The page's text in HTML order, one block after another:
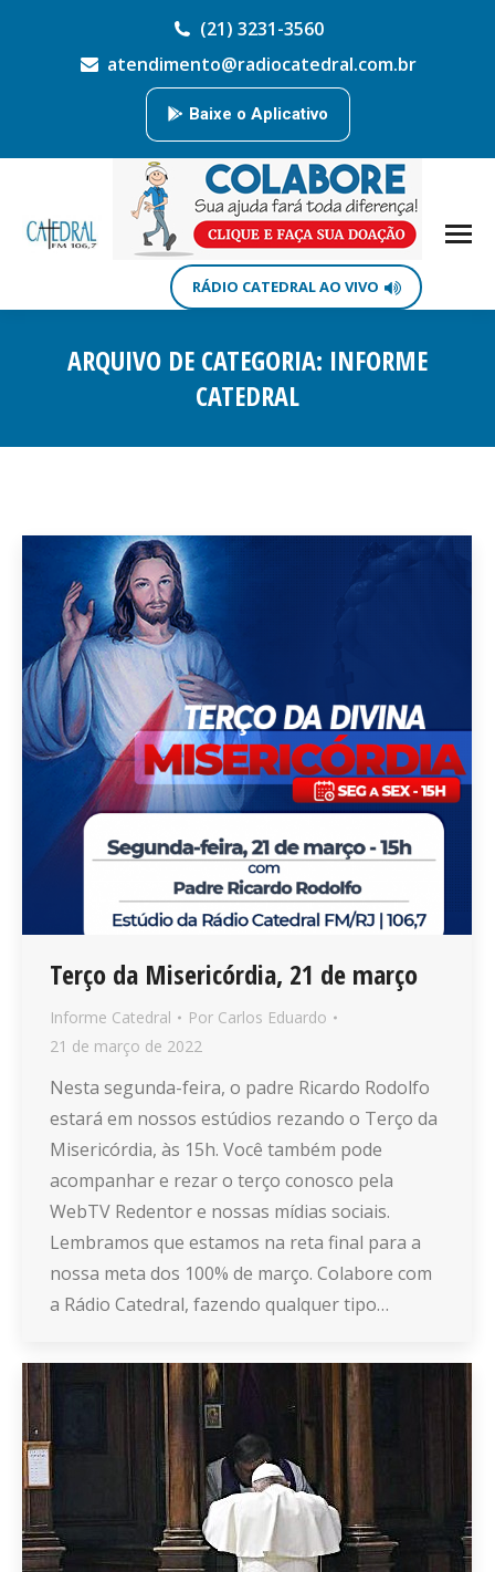
(21) 3231-3560
atendimento@radiocatedral.com.br
Baixe o Aplicativo
RÁDIO CATEDRAL AO VIVO
ARQUIVO DE CATEGORIA: INFORME
CATEDRAL
Terço da Misericórdia, 21 de março
Informe Catedral Por Carlos Eduardo
21 de março de 2022
Nesta segunda-feira, o padre Ricardo Rodolfo
estará em nossos estúdios rezando o Terço da
Misericórdia, às 15h. Você também pode
acompanhar e rezar o terço conosco pela
WebTV Redentor e nossas mídias sociais.
Lembramos que estamos na reta final para a
nossa meta dos 100% de março. Colabore com
a Rádio Catedral, fazendo qualquer tipo…